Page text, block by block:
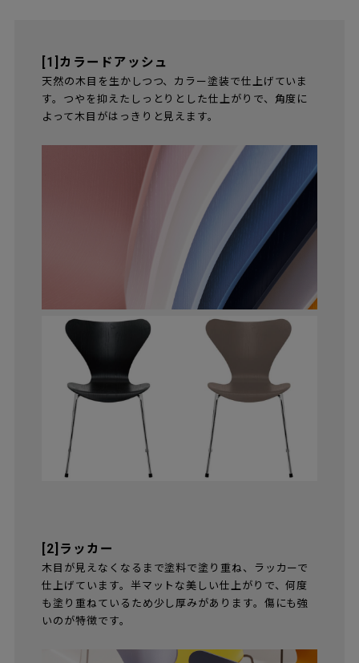
[1]カラードアッシュ
天然の木目を生かしつつ、カラー塗装で仕上げていま
す。つやを抑えたしっとりとした仕上がりで、角度に
よって木目がはっきりと見えます。
[2]ラッカー
木目が見えなくなるまで塗料で塗り重ね、ラッカーで
仕上げています。半マットな美しい仕上がりで、何度
も塗り重ねているため少し厚みがあります。傷にも強
いのが特徴です。